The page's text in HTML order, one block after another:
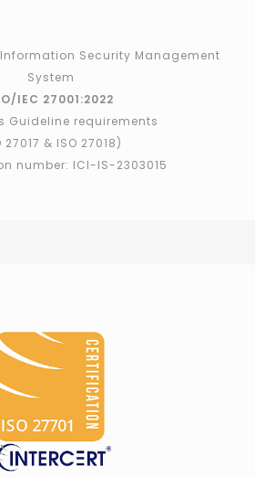
Security Management
System
IEC 27001:2022
Guideline requirements
27017 & ISO 27018)
number: ICI-IS-2303015